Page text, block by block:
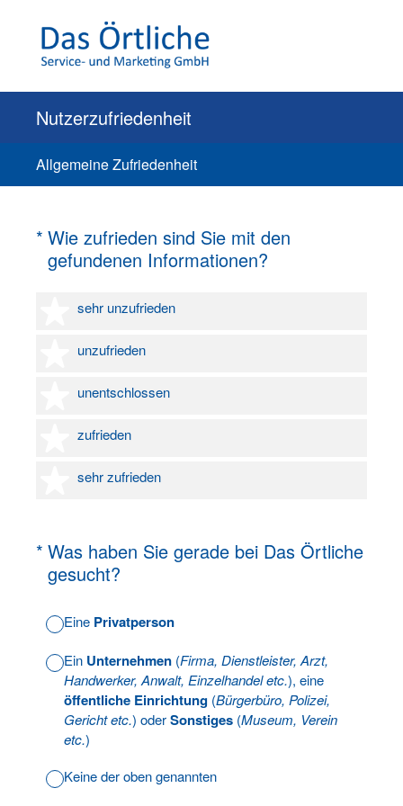
Nutzerzufriedenheit
Allgemeine Zufriedenheit
* Wie zufrieden sind Sie mit den
gefundenen Informationen?
(Erforderlich.)
sehr unzufrieden
1 Stern
unzufrieden
2 Sterne
unentschlossen
3 Sterne
zufrieden
4 Sterne
sehr zufrieden
5 Sterne
* Was haben Sie gerade bei Das Örtliche
gesucht?
(Erforderlich.)
Eine Privatperson
Ein Unternehmen (Firma, Dienstleister, Arzt,
Handwerker, Anwalt, Einzelhandel etc.), eine
öffentliche Einrichtung (Bürgerbüro, Polizei,
Gericht etc.) oderSonstiges (Museum, Verein
etc.)
Keine der oben genannten